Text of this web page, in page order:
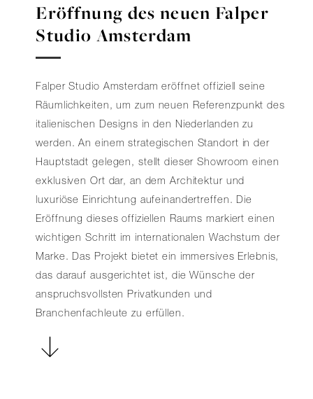
Eröffnung des neuen Falper
Studio Amsterdam
Falper Studio Amsterdam eröffnet offiziell seine
Räumlichkeiten, um zum neuen Referenzpunkt des
italienischen Designs in den Niederlanden zu
werden. An einem strategischen Standort in der
Hauptstadt gelegen, stellt dieser Showroom einen
exklusiven Ort dar, an dem Architektur und
luxuriöse Einrichtung aufeinandertreffen. Die
Eröffnung dieses offiziellen Raums markiert einen
wichtigen Schritt im internationalen Wachstum der
Marke. Das Projekt bietet ein immersives Erlebnis,
das darauf ausgerichtet ist, die Wünsche der
anspruchsvollsten Privatkunden und
Branchenfachleute zu erfüllen.